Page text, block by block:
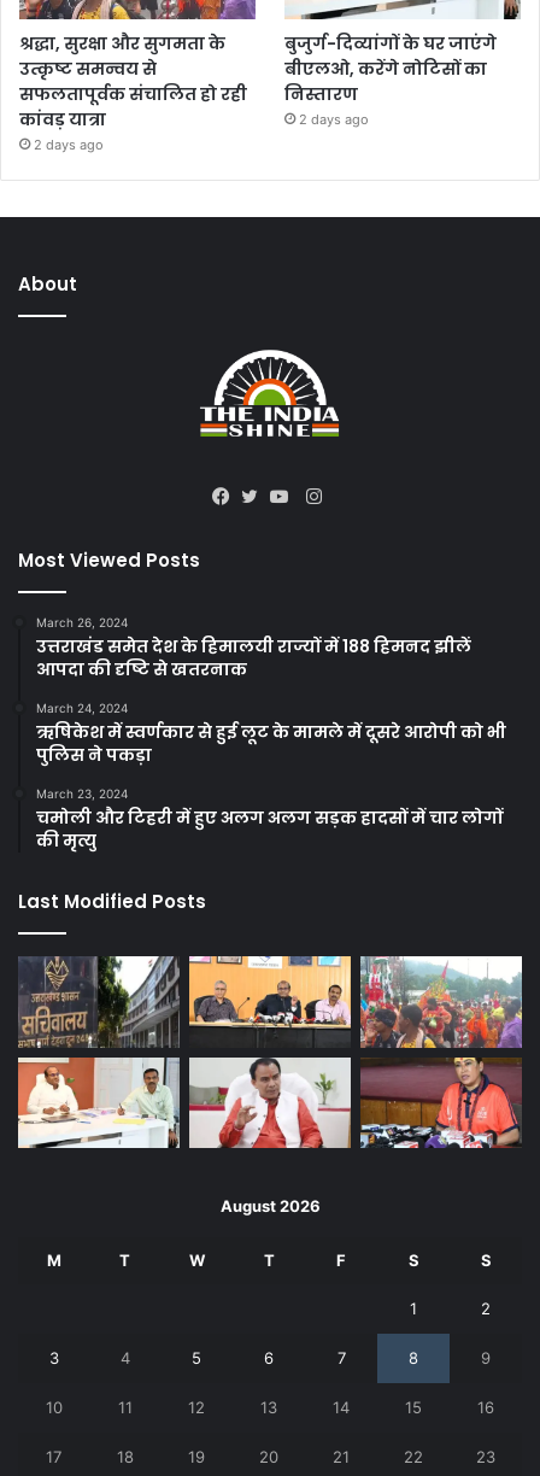
श्रद्धा, सुरक्षा और सुगमता के
उत्कृष्ट समन्वय से
सफलतापूर्वक संचालित हो रही
कांवड़ यात्रा
2 days ago
बुजुर्ग-दिव्यांगों के घर जाएंगे
बीएलओ, करेंगे नोटिसों का
निस्तारण
2 days ago
About
Instagram
Most Viewed Posts
March 26, 2024
उत्तराखंड समेत देश के हिमालयी राज्यों में 188 हिमनद झीलें
आपदा की दृष्टि से खतरनाक
March 24, 2024
ऋषिकेश में स्वर्णकार से हुई लूट के मामले में दूसरे आरोपी को भी
पुलिस ने पकड़ा
March 23, 2024
चमोली और टिहरी में हुए अलग अलग सड़क हादसों में चार लोगों
की मृत्यु
Last Modified Posts
August 2026
M T W T F S S
1 2
3 4 5 6 7 8 9
10 11 12 13 14 15 16
17 18 19 20 21 22 23